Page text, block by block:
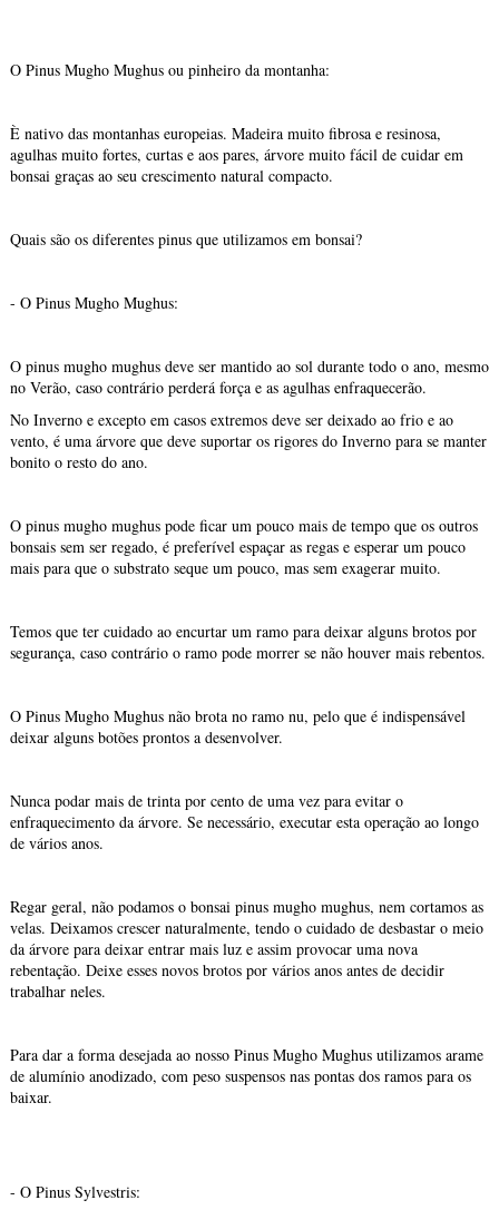
O Pinus Mugho Mughus ou pinheiro da montanha:
È nativo das montanhas europeias. Madeira muito fibrosa e resinosa,
agulhas muito fortes, curtas e aos pares, árvore muito fácil de cuidar em
bonsai graças ao seu crescimento natural compacto.
Quais são os diferentes pinus que utilizamos em bonsai?
- O Pinus Mugho Mughus:
O pinus mugho mughus deve ser mantido ao sol durante todo o ano, mesmo
no Verão, caso contrário perderá força e as agulhas enfraquecerão.
No Inverno e excepto em casos extremos deve ser deixado ao frio e ao
vento, é uma árvore que deve suportar os rigores do Inverno para se manter
bonito o resto do ano.
O pinus mugho mughus pode ficar um pouco mais de tempo que os outros
bonsais sem ser regado, é preferível espaçar as regas e esperar um pouco
mais para que o substrato seque um pouco, mas sem exagerar muito.
Temos que ter cuidado ao encurtar um ramo para deixar alguns brotos por
segurança, caso contrário o ramo pode morrer se não houver mais rebentos.
O Pinus Mugho Mughus não brota no ramo nu, pelo que é indispensável
deixar alguns botões prontos a desenvolver.
Nunca podar mais de trinta por cento de uma vez para evitar o
enfraquecimento da árvore. Se necessário, executar esta operação ao longo
de vários anos.
Regar geral, não podamos o bonsai pinus mugho mughus, nem cortamos as
velas. Deixamos crescer naturalmente, tendo o cuidado de desbastar o meio
da árvore para deixar entrar mais luz e assim provocar uma nova
rebentação. Deixe esses novos brotos por vários anos antes de decidir
trabalhar neles.
Para dar a forma desejada ao nosso Pinus Mugho Mughus utilizamos arame
de alumínio anodizado, com peso suspensos nas pontas dos ramos para os
baixar.
- O Pinus Sylvestris: